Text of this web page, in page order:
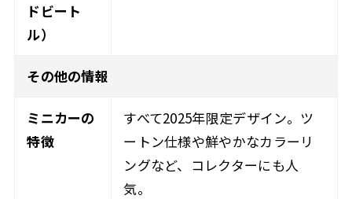
ドビート
ル）
その他の情報
ミニカーの
特徴
すべて2025年限定デザイン。ツ
ートン仕様や鮮やかなカラーリ
ングなど、コレクターにも人
気。